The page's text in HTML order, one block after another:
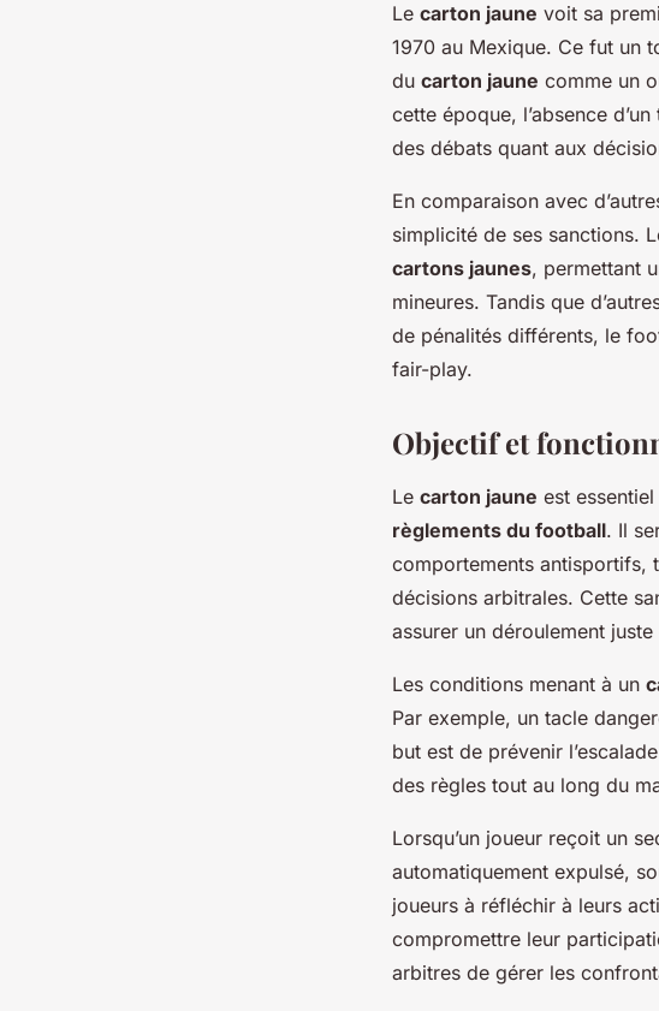
Le carton jaune voit sa
1970 au Mexique. Ce fut un
du carton jaune comme un
cette époque, l’absence
des débats quant aux
En comparaison avec
simplicité de ses sanctions.
cartons jaunes, permettant
mineures. Tandis que
de pénalités différents, le
fair-play.
Objectif et
Le carton jaune est
règlements du football. Il
comportements antisportifs,
décisions arbitrales. Cette
assurer un déroulement
Les conditions menant à un
Par exemple, un tacle
but est de prévenir
des règles tout au long du
Lorsqu’un joueur reçoit un
automatiquement expulsé,
joueurs à réfléchir à leurs
compromettre leur
arbitres de gérer les